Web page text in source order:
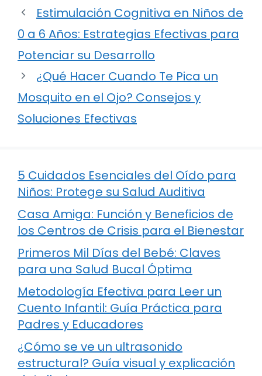
Estimulación Cognitiva en Niños de
0 a 6 Años: Estrategias Efectivas para
Potenciar su Desarrollo
¿Qué Hacer Cuando Te Pica un
Mosquito en el Ojo? Consejos y
Soluciones Efectivas
5 Cuidados Esenciales del Oído para
Niños: Protege su Salud Auditiva
Casa Amiga: Función y Beneficios de
los Centros de Crisis para el Bienestar
Primeros Mil Días del Bebé: Claves
para una Salud Bucal Óptima
Metodología Efectiva para Leer un
Cuento Infantil: Guía Práctica para
Padres y Educadores
¿Cómo se ve un ultrasonido
estructural? Guía visual y explicación